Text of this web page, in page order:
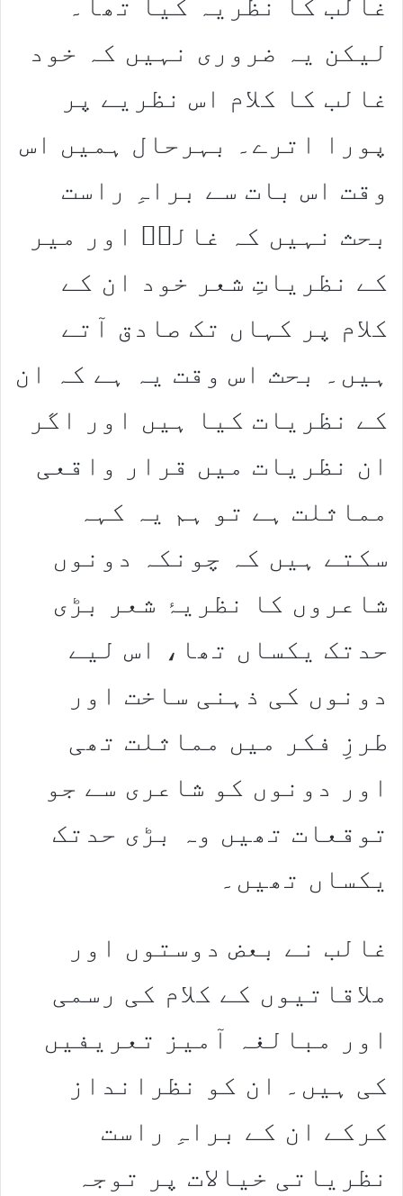
لیکن یہ ضروری نہیں کہ خود
غالب کا کلام اس نظریے پر
پورا اترے۔ بہرحال ہمیں اس
وقت اس بات سے براہِ راست
بحث نہیں کہ غالبؔ اور میر
کے نظریاتِ شعر خود ان کے
کلام پر کہاں تک صادق آتے
ہیں۔ بحث اس وقت یہ ہے کہ ان
کے نظریات کیا ہیں اور اگر
ان نظریات میں قرار واقعی
مماثلت ہے تو ہم یہ کہہ
سکتے ہیں کہ چونکہ دونوں
شاعروں کا نظریۂ شعر بڑی
حدتک یکساں تھا، اس لیے
دونوں کی ذہنی ساخت اور
طرزِ فکر میں مماثلت تھی
اور دونوں کو شاعری سے جو
توقعات تھیں وہ بڑی حدتک
یکساں تھیں۔
غالب نے بعض دوستوں اور
ملاقاتیوں کے کلام کی رسمی
اور مبالغہ آمیز تعریفیں
کی ہیں۔ ان کو نظرانداز
کرکے ان کے براہِ راست
نظریاتی خیالات پر توجہ